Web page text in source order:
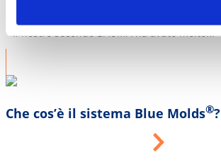
Il nostro secondo BAUMA ha avuto molto...
Che cos’è il sistema Blue Molds®?